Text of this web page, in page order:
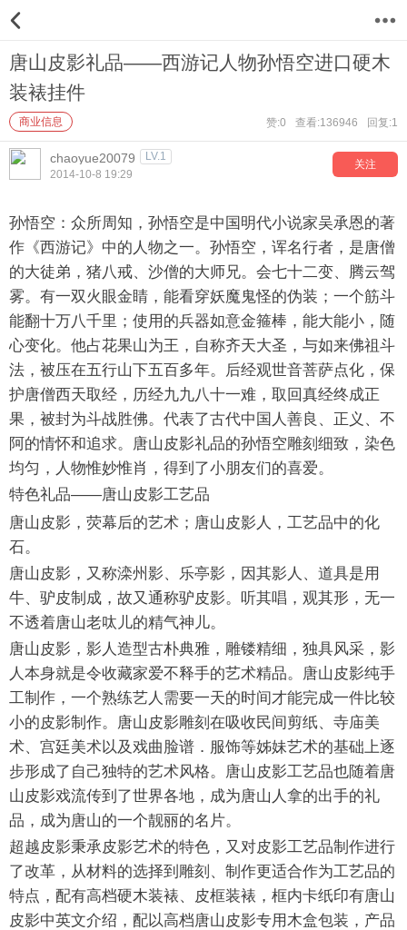
唐山皮影礼品——西游记人物孙悟空进口硬木
装裱挂件
商业信息 赞:0 查看:136946 回复:1
chaoyue20079 LV.1
关注
2014-10-8 19:29
孙悟空：众所周知，孙悟空是中国明代小说家吴承恩的著
作《西游记》中的人物之一。孙悟空，诨名行者，是唐僧
的大徒弟，猪八戒、沙僧的大师兄。会七十二变、腾云驾
雾。有一双火眼金睛，能看穿妖魔鬼怪的伪装；一个筋斗
能翻十万八千里；使用的兵器如意金箍棒，能大能小，随
心变化。他占花果山为王，自称齐天大圣，与如来佛祖斗
法，被压在五行山下五百多年。后经观世音菩萨点化，保
护唐僧西天取经，历经九九八十一难，取回真经终成正
果，被封为斗战胜佛。代表了古代中国人善良、正义、不
阿的情怀和追求。唐山皮影礼品的孙悟空雕刻细致，染色
均匀，人物惟妙惟肖，得到了小朋友们的喜爱。
特色礼品——唐山皮影工艺品
唐山皮影，荧幕后的艺术；唐山皮影人，工艺品中的化
石。
唐山皮影，又称滦州影、乐亭影，因其影人、道具是用
牛、驴皮制成，故又通称驴皮影。听其唱，观其形，无一
不透着唐山老呔儿的精气神儿。
唐山皮影，影人造型古朴典雅，雕镂精细，独具风采，影
人本身就是令收藏家爱不释手的艺术精品。唐山皮影纯手
工制作，一个熟练艺人需要一天的时间才能完成一件比较
小的皮影制作。唐山皮影雕刻在吸收民间剪纸、寺庙美
术、宫廷美术以及戏曲脸谱．服饰等姊妹艺术的基础上逐
步形成了自己独特的艺术风格。唐山皮影工艺品也随着唐
山皮影戏流传到了世界各地，成为唐山人拿的出手的礼
品，成为唐山的一个靓丽的名片。
超越皮影秉承皮影艺术的特色，又对皮影工艺品制作进行
了改革，从材料的选择到雕刻、制作更适合作为工艺品的
特点，配有高档硬木装裱、皮框装裱，框内卡纸印有唐山
皮影中英文介绍，配以高档唐山皮影专用木盒包装，产品